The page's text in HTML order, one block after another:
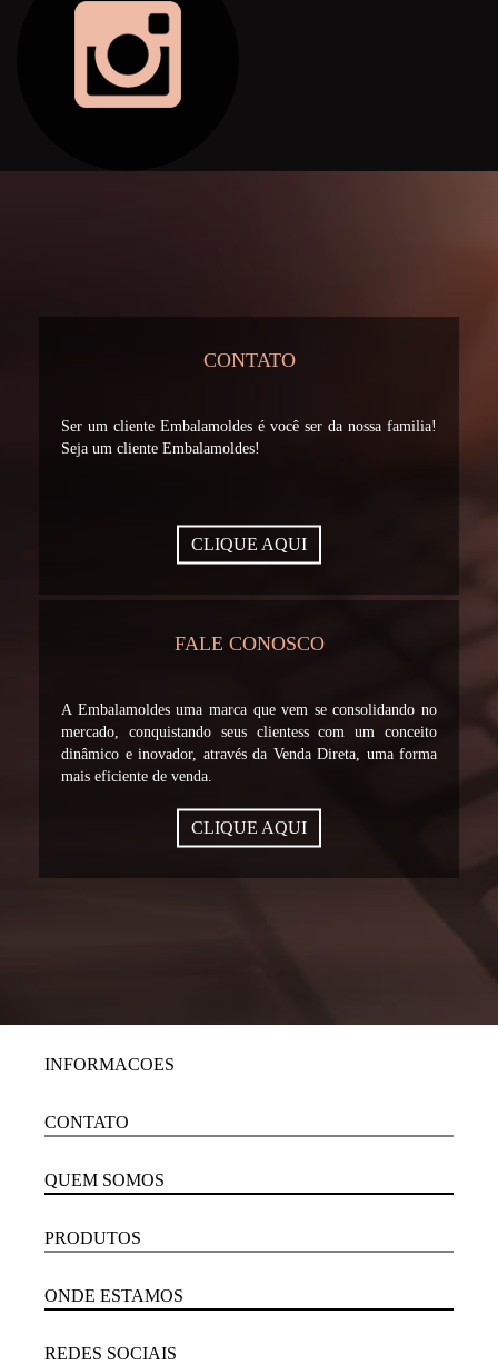
CONTATO
Ser um cliente Embalamoldes é você ser da nossa familia!
Seja um cliente Embalamoldes!
CLIQUE AQUI
FALE CONOSCO
A Embalamoldes uma marca que vem se consolidando no
mercado, conquistando seus clientess com um conceito
dinâmico e inovador, através da Venda Direta, uma forma
mais eficiente de venda.
CLIQUE AQUI
INFORMACOES
CONTATO
QUEM SOMOS
PRODUTOS
ONDE ESTAMOS
REDES SOCIAIS